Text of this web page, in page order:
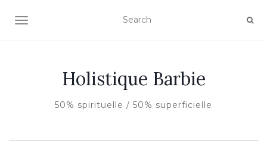
AFFICHER/MASQUER LA NAVIGATION
Holistique Barbie
50% spirituelle / 50% superficielle